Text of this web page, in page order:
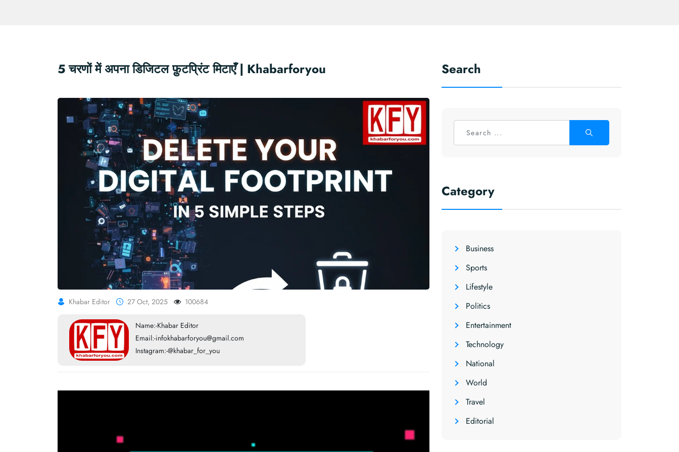
5 चरणों में अपना डिजिटल फ़ुटप्रिंट मिटाएँ | Khabarforyou
Khabar Editor 27 Oct, 2025 100684
Name:-Khabar Editor
Email:-infokhabarforyou@gmail.com
Instagram:-@khabar_for_you
Search
Category
Business
Sports
Lifestyle
Politics
Entertainment
Technology
National
World
Travel
Editorial